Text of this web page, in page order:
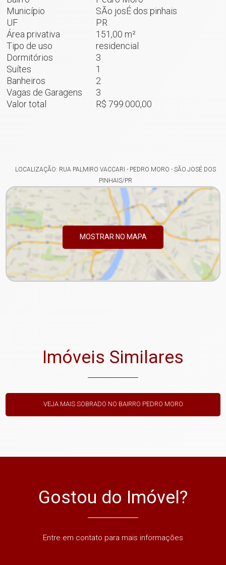
Município
SÃo josÉ dos pinhais
UF
PR
Área privativa
151,00 m²
Tipo de uso
residencial
Dormitórios
3
Suítes
1
Banheiros
2
Vagas de Garagens
3
Valor total
R$ 799.000,00
LOCALIZAÇÃO: RUA PALMIRO VACCARI - PEDRO MORO - SÃO JOSÉ DOS
PINHAIS/PR
MOSTRAR NO MAPA
Imóveis Similares
VEJA MAIS SOBRADO NO BAIRRO PEDRO MORO
Gostou do Imóvel?
Entre em contato para mais informações